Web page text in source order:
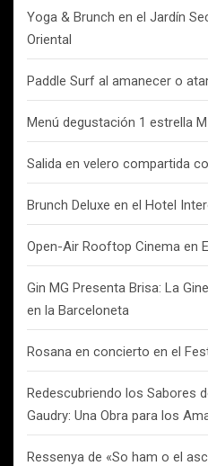
Yoga & Brunch en el Jardín
Oriental
Paddle Surf al amanecer o
Menú degustación 1 estrella
Salida en velero compartida
Brunch Deluxe en el Hotel
Open-Air Rooftop Cinema en
Gin MG Presenta Brisa: La
en la Barceloneta
Rosana en concierto en el
Redescubriendo los Sabores
Gaudry: Una Obra para los
Ressenya de «So ham o el